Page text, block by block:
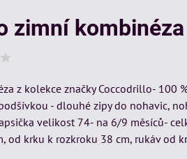
zimní
z kolekce značky Coccodrillo- 100
- dlouhé zipy do nohavic,
velikost 74- na 6/9 měsíců-
od krku k rozkroku 38 cm, rukáv od